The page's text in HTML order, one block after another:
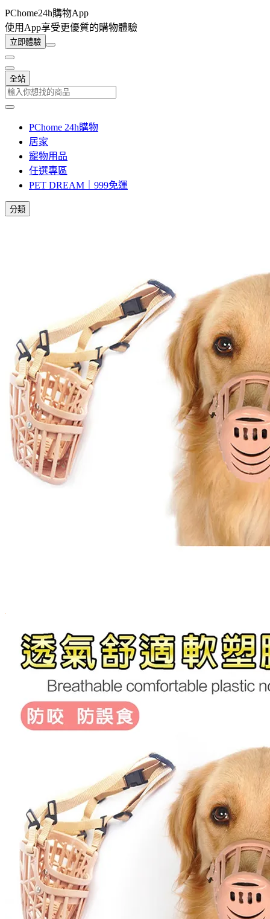
PChome24h購物App
使用App享受更優質的購物體驗
立即體驗
全站
PChome 24h購物
居家
寵物用品
任選專區
PET DREAM｜999免運
分類